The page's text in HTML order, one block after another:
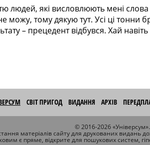
людей, які висловлюють мені слова
можу, тому дякую тут. Усі ці тонни
– прецедент відбувся. Хай
СВІТ ПРИГОД ВИДАННЯ АРХІВ
© 2016-2026
матеріалів сайту для друкованих видань
є пряме, відкрите для пошукових систем,